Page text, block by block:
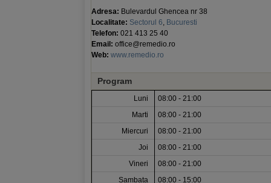
Adresa: Bulevardul Ghencea nr 38
Localitate: Sectorul 6, Bucuresti
Telefon: 021 413 25 40
Email: office@remedio.ro
Web: www.remedio.ro
Program
Luni
08:00 - 21:00
Marti
08:00 - 21:00
Miercuri
08:00 - 21:00
Joi
08:00 - 21:00
Vineri
08:00 - 21:00
Sambata
08:00 - 15:00